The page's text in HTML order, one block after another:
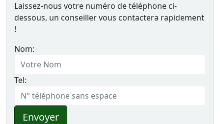
Laissez-nous votre numéro de téléphone ci-
dessous, un conseiller vous contactera rapidement
!
Nom:
Tel:
Envoyer